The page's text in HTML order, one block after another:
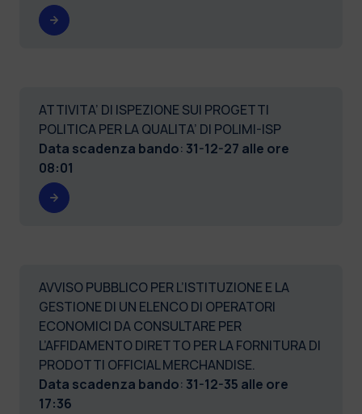
ATTIVITA’ DI ISPEZIONE SUI PROGETTI
POLITICA PER LA QUALITA’ DI POLIMI-ISP
Data scadenza bando: 31-12-27 alle ore
08:01
AVVISO PUBBLICO PER L’ISTITUZIONE E LA
GESTIONE DI UN ELENCO DI OPERATORI
ECONOMICI DA CONSULTARE PER
L’AFFIDAMENTO DIRETTO PER LA FORNITURA DI
PRODOTTI OFFICIAL MERCHANDISE.
Data scadenza bando: 31-12-35 alle ore
17:36